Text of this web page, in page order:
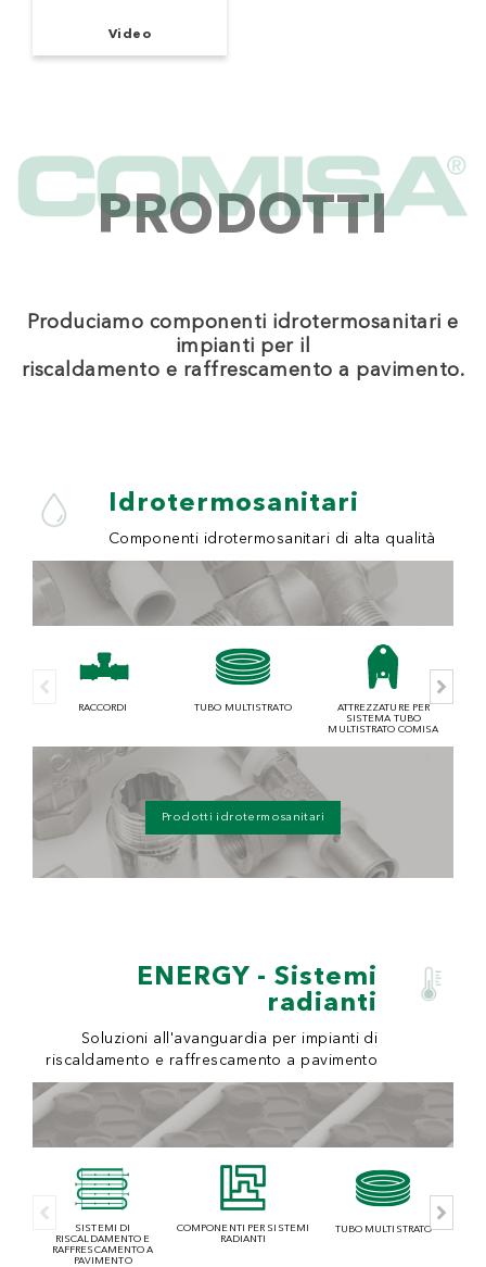
Video
PRODOTTI
Produciamo componenti idrotermosanitari e
impianti per il
riscaldamento e raffrescamento a pavimento.
Idrotermosanitari
Componenti idrotermosanitari di alta qualità
RACCORDI TUBO MULTISTRATO
ATTREZZATURE PER
SISTEMA TUBO
MULTISTRATO COMISA
Prodotti idrotermosanitari
ENERGY - Sistemi
radianti
Soluzioni all'avanguardia per impianti di
riscaldamento e raffrescamento a pavimento
SISTEMI DI
RISCALDAMENTO E
RAFFRESCAMENTO A
PAVIMENTO
COMPONENTI PER SISTEMI
RADIANTI
TUBO MULTISTRATO